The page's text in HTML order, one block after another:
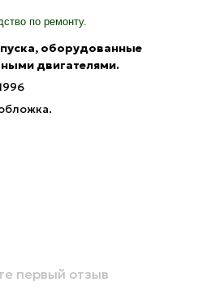
по ремонту.
оборудованные
двигателями.
первый отзыв